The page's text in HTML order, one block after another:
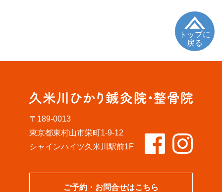
トップに
戻る
〒189-0013
東京都東村山市栄町1-9-12
シャインハイツ久米川駅前1F
ご予約・お問合せはこちら